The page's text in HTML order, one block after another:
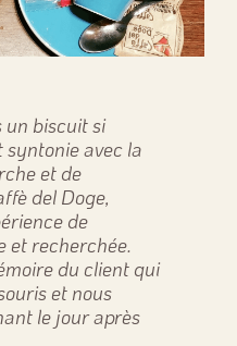
un biscuit si
avec la
et de
del Doge,
de
et recherchée.
du client qui
et nous
le jour après